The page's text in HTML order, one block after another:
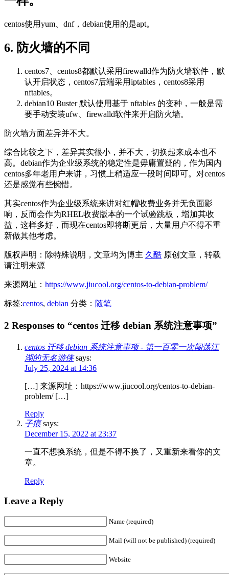
centos使用yum、dnf，debian使用的是apt。
6. 防火墙的不同
centos7、centos8都默认采用firewalld作为防火墙软件，默
认开启状态，centos7后端采用iptables，centos8采用
nftables。
debian10 Buster 默认使用基于 nftables 的变种，一般是需
要手动安装ufw、firewalld软件来开启防火墙。
防火墙方面差异并不大。
综合比较之下，差异其实很小，并不大，切换起来成本也不
高。debian作为企业级系统的稳定性是毋庸置疑的，作为国内
centos多年老用户来讲，习惯上稍适应一段时间即可。对centos
还是感觉有些惋惜。
其实centos作为企业级系统来讲对红帽收费业务并无负面影
响，反而会作为RHEL收费版本的一个试验跳板，增加其收
益，这样多好，而现在centos即将断更后，大量用户不得不重
新做其他考虑。
版权声明：除特殊说明，文章均为博主 久酷 原创文章，转载
请注明来源
来源网址： https://www.jiucool.org/centos-to-debian-problem/
标签:centos, debian 分类： 随笔
2 Responses to “centos 迁移 debian 系统注意事项”
centos 迁移 debian 系统注意事项 - 第一百零一次闯荡江
湖的无名游侠 says:
July 25, 2024 at 14:36
[…] 来源网址：https://www.jiucool.org/centos-to-debian-
problem/ […]
Reply
子痕 says:
December 15, 2022 at 23:37
一直不想换系统，但是不得不换了，又重新来看你的文
章。
Reply
Leave a Reply
Name (required)
Mail (will not be published) (required)
Website